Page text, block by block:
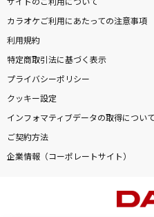
サイトのご利用について
カラオケご利用にあたっての注意事項
利用規約
特定商取引法に基づく表示
プライバシーポリシー
クッキー設定
インフォマティブデータの取得について
ご契約方法
企業情報（コーポレートサイト）